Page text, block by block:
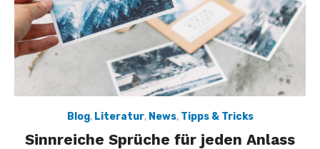
Blog, Literatur, News, Tipps & Tricks
Sinnreiche Sprüche für jeden Anlass